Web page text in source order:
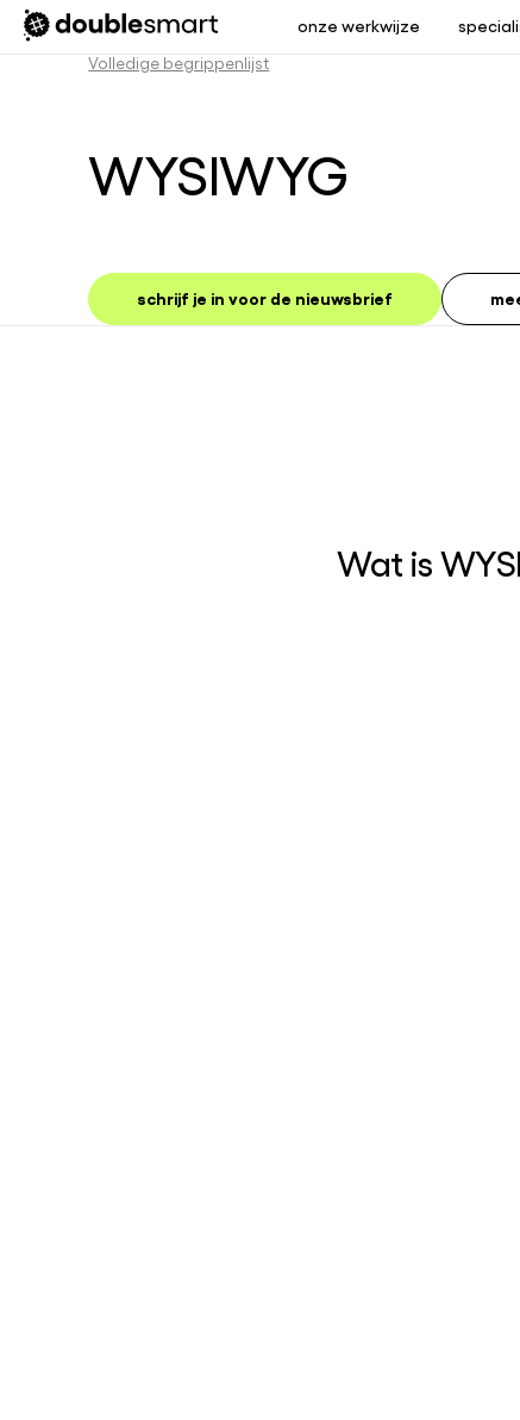
onze werkwijze
Volledige begrippenlijst
WYSIWYG
schrijf je in voor de nieuwsbrief
Wat is